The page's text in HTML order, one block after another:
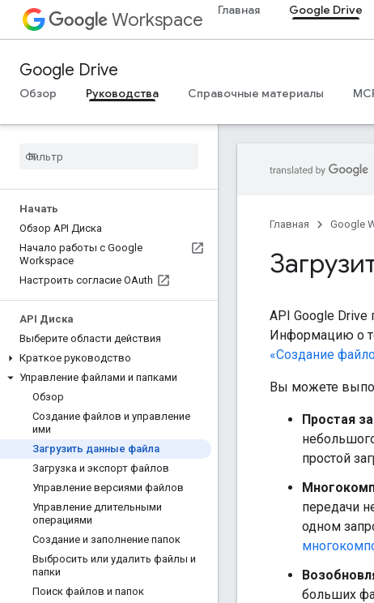
Workspace Главная Google Drive
Google Drive
Обзор Руководства Справочные материалы
Начать
Обзор API Диска
Начало работы с Google
Workspace
Настроить согласие OAuth
API Диска
Выберите области действия
Краткое руководство
Управление файлами и папками
Обзор
Создание файлов и управление
ими
Загрузить данные файла
Загрузка и экспорт файлов
Управление версиями файлов
Управление длительными
операциями
Создание и заполнение папок
Выбросить или удалить файлы и
папки
Поиск файлов и папок
Главная Google
API Google
Информацию о
«Создание
Вы можете
Простая
простой
передачи
одном
больших